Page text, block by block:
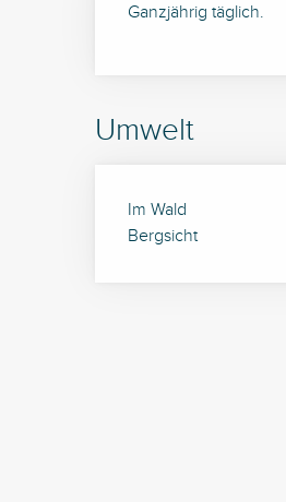
Ganzjährig täglich.
Umwelt
Im Wald
Bergsicht